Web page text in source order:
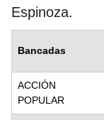
Espinoza.
Bancadas
ACCIÓN
POPULAR